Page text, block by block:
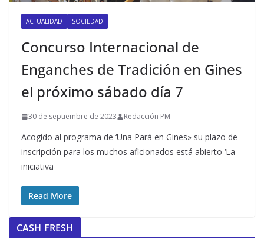
ACTUALIDAD SOCIEDAD
Concurso Internacional de
Enganches de Tradición en Gines
el próximo sábado día 7
30 de septiembre de 2023 Redacción PM
Acogido al programa de ‘Una Pará en Gines» su plazo de
inscripción para los muchos aficionados está abierto ‘La
iniciativa
Read More
CASH FRESH